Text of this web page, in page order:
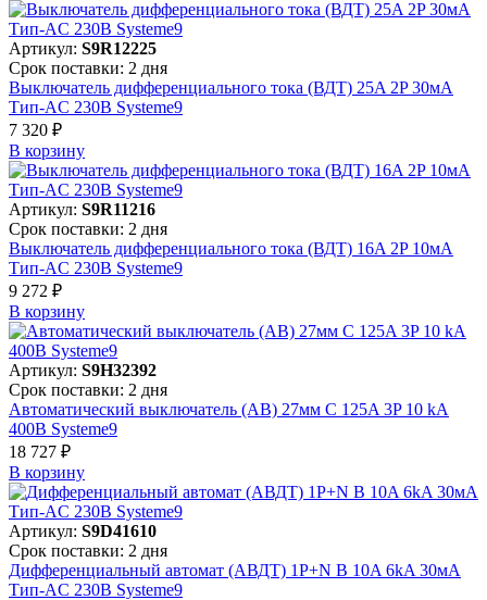
Артикул: S9R12225
Срок поставки: 2 дня
Выключатель дифференциального тока (ВДТ) 25A 2P 30мА
Тип-AC 230В Systeme9
7 320 ₽
В корзинy
Артикул: S9R11216
Срок поставки: 2 дня
Выключатель дифференциального тока (ВДТ) 16A 2P 10мА
Тип-AC 230В Systeme9
9 272 ₽
В корзинy
Артикул: S9H32392
Срок поставки: 2 дня
Автоматический выключатель (АВ) 27мм C 125A 3P 10 kA
400В Systeme9
18 727 ₽
В корзинy
Артикул: S9D41610
Срок поставки: 2 дня
Дифференциальный автомат (АВДТ) 1P+N B 10A 6kA 30мА
Тип-AC 230В Systeme9